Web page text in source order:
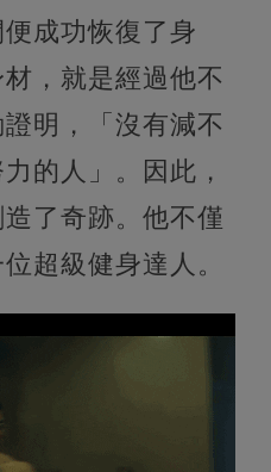
成功恢復了身
，就是經過他不
明，「沒有減不
的人」。因此，
了奇跡。他不僅
超級健身達人。